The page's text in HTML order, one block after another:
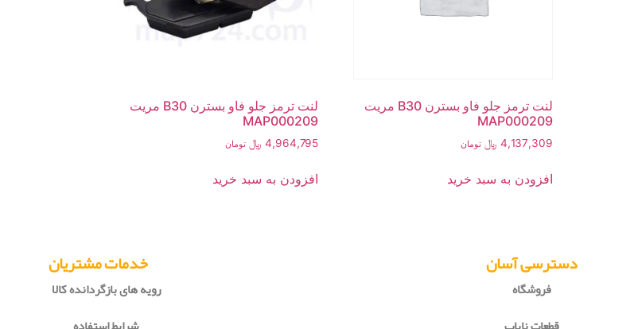
لنت ترمز جلو فاو بسترن B30 مریت
MAP000209
4,137,309 ﷼ تومان
افزودن به سبد خرید
لنت ترمز جلو فاو بسترن B30 مریت
MAP000209
4,964,795 ﷼ تومان
افزودن به سبد خرید
دسترسی آسان
فروشگاه
خدمات مشتریان
رویه های بازگردانده کالا